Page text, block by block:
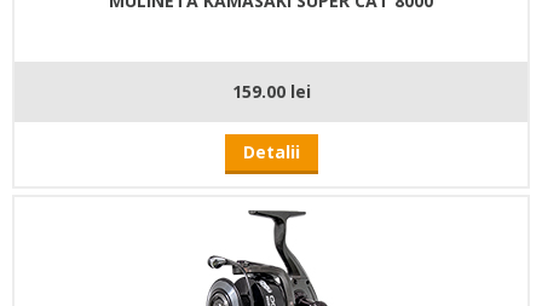
159.00 lei
Detalii